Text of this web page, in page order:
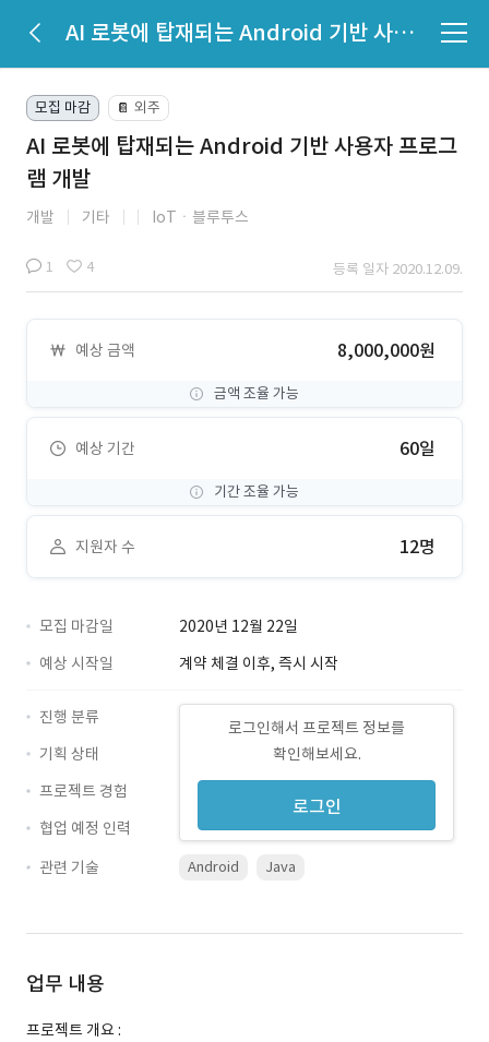
AI 로봇에 탑재되는 Android 기반 사용자 프로그램 개발
모집 마감 📔 외주
AI 로봇에 탑재되는 Android 기반 사용자 프로그
램 개발
개발 기타 IoTㆍ블루투스
1 4 등록 일자 2020.12.09.
예상 금액 8,000,000원
금액 조율 가능
예상 기간 60일
기간 조율 가능
지원자 수 12명
모집 마감일
2020년 12월 22일
예상 시작일
계약 체결 이후, 즉시 시작
로그인해서 프로젝트 정보를
확인해보세요.
로그인
진행 분류
기획 상태
프로젝트 경험
협업 예정 인력
관련 기술
Android Java
업무 내용
프로젝트 개요 :